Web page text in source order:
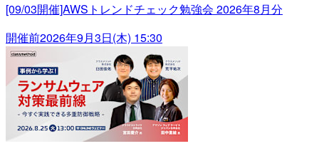
[09/03開催]AWSトレンドチェック勉強会 2026年8月分
開催前2026年9月3日(木) 15:30